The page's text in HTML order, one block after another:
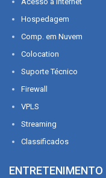
Hospedagem
Comp. em Nuvem
Colocation
Suporte Técnico
Firewall
VPLS
Streaming
Classificados
ENTRETENIMENTO